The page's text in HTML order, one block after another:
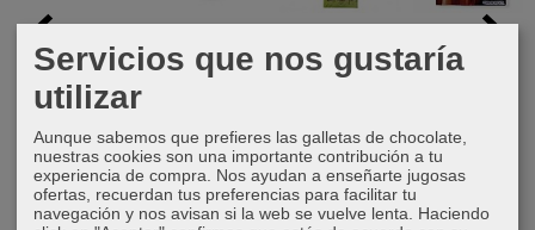
11 cm
0,60 €
de unión
hombre-
12,00 €
de ruda
Caravaca
Servicios que nos gustaría
utilizar
Aunque sabemos que prefieres las galletas de chocolate,
nuestras cookies son una importante contribución a tu
experiencia de compra. Nos ayudan a enseñarte jugosas
ofertas, recuerdan tus preferencias para facilitar tu
navegación y nos avisan si la web se vuelve lenta. Haciendo